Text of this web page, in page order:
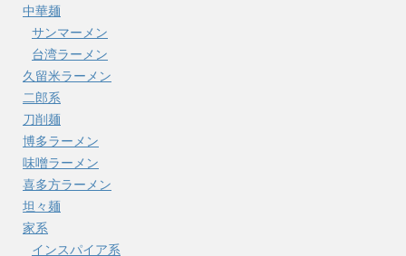
中華麺
サンマーメン
台湾ラーメン
久留米ラーメン
二郎系
刀削麺
博多ラーメン
味噌ラーメン
喜多方ラーメン
坦々麺
家系
インスパイア系